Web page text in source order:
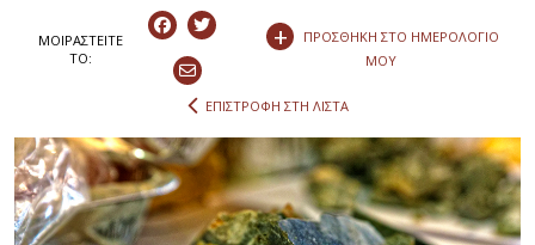
ΜΟΙΡΑΣΤEIΤΕ
ΤΟ:
+
ΠΡΟΣΘΗΚΗ ΣΤΟ ΗΜΕΡΟΛΟΓΙΟ
ΜΟΥ
ΕΠΙΣΤΡΟΦΗ ΣΤΗ ΛΙΣΤΑ